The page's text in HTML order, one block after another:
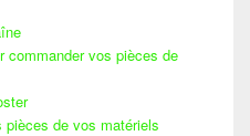
commander vos pièces de
de vos matériels